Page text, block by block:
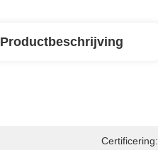
Productbeschrijving
Certificering: